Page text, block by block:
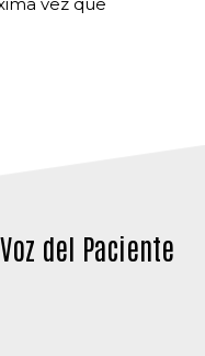
Voz del Paciente